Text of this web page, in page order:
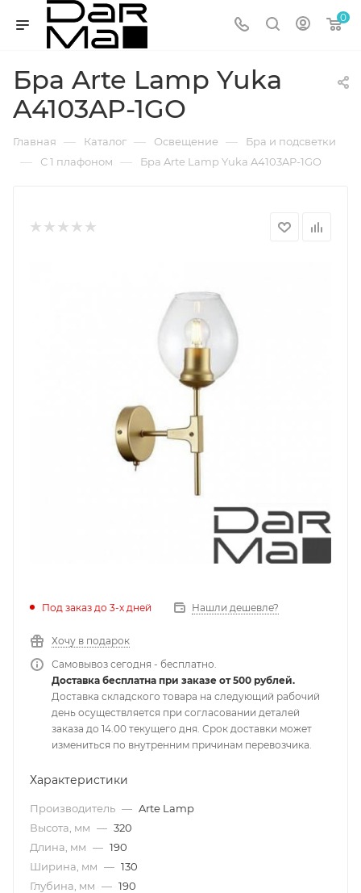
0
Бра Arte Lamp Yuka
A4103AP-1GO
Главная — Каталог — Освещение — Бра и подсветки
— С 1 плафоном — Бра Arte Lamp Yuka A4103AP-1GO
Под заказ до 3-х дней Нашли дешевле?
Хочу в подарок
Самовывоз сегодня - бесплатно.
Доставка бесплатна при заказе от 500 рублей.
Доставка складского товара на следующий рабочий
день осуществляется при согласовании деталей
заказа до 14.00 текущего дня. Срок доставки может
измениться по внутренним причинам перевозчика.
Характеристики
Производитель — Arte Lamp
Высота, мм — 320
Длина, мм — 190
Ширина, мм — 130
Глубина, мм — 190